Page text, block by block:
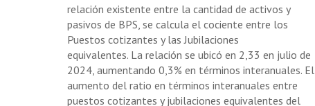
relación existente entre la cantidad de activos y
pasivos de BPS, se calcula el cociente entre los
Puestos cotizantes y las Jubilaciones
equivalentes. La relación se ubicó en 2,33 en julio de
2024, aumentando 0,3% en términos interanuales. El
aumento del ratio en términos interanuales entre
puestos cotizantes y jubilaciones equivalentes del